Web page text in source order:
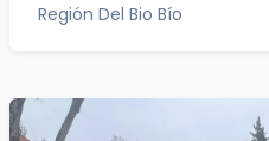
Región Del Bio Bío